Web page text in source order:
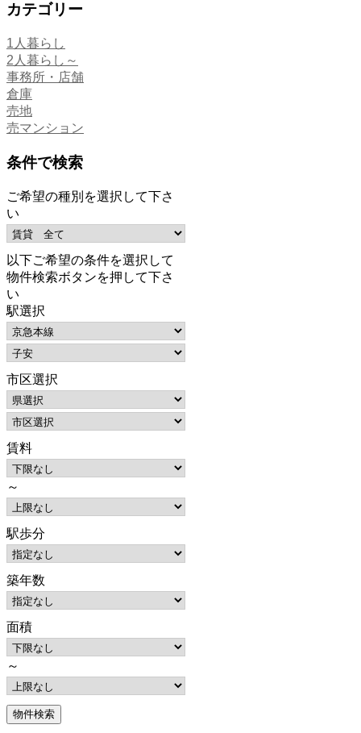
カテゴリー
1人暮らし
2人暮らし～
事務所・店舗
倉庫
売地
売マンション
条件で検索
ご希望の種別を選択して下さ
い
以下ご希望の条件を選択して
物件検索ボタンを押して下さ
い
駅選択
市区選択
賃料
～
駅歩分
築年数
面積
～